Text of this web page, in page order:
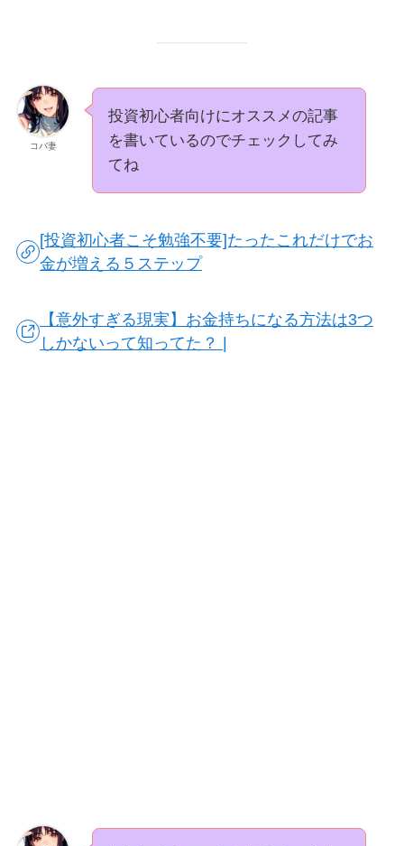
コバ妻
投資初心者向けにオススメの記事
を書いているのでチェックしてみ
てね
[投資初心者こそ勉強不要]たったこれだけでお
金が増える５ステップ
【意外すぎる現実】お金持ちになる方法は3つ
しかないって知ってた？ |